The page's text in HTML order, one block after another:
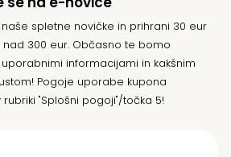
naše spletne novičke in prihrani 30 eur
nad 300 eur. Občasno te bomo
uporabnimi informacijami in kakšnim
Pogoje uporabe kupona
"Splošni pogoji"/točka 5!